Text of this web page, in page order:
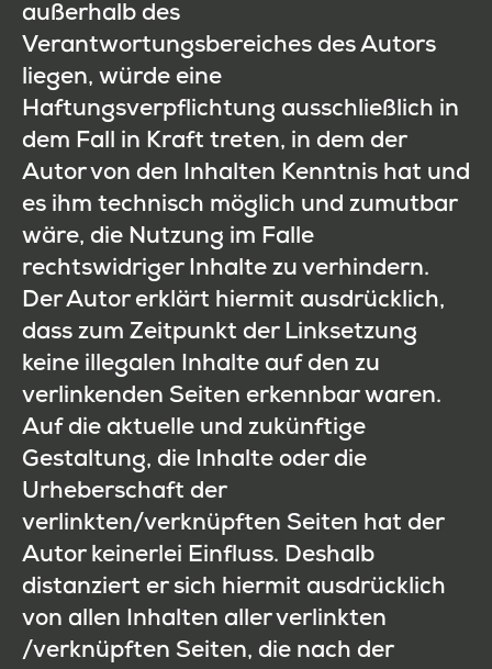
außerhalb des
Verantwortungsbereiches des Autors
liegen, würde eine
Haftungsverpflichtung ausschließlich in
dem Fall in Kraft treten, in dem der
Autor von den Inhalten Kenntnis hat und
es ihm technisch möglich und zumutbar
wäre, die Nutzung im Falle
rechtswidriger Inhalte zu verhindern.
Der Autor erklärt hiermit ausdrücklich,
dass zum Zeitpunkt der Linksetzung
keine illegalen Inhalte auf den zu
verlinkenden Seiten erkennbar waren.
Auf die aktuelle und zukünftige
Gestaltung, die Inhalte oder die
Urheberschaft der
verlinkten/verknüpften Seiten hat der
Autor keinerlei Einfluss. Deshalb
distanziert er sich hiermit ausdrücklich
von allen Inhalten aller verlinkten
/verknüpften Seiten, die nach der